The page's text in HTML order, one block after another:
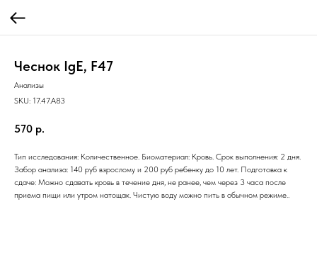
Чеснок IgE, F47
Анализы
SKU: 17.47.A83
570 р.
Тип исследования: Количественное. Биоматериал: Кровь. Срок выполнения: 2 дня.
Забор анализа: 140 руб взрослому и 200 руб ребенку до 10 лет. Подготовка к
сдаче: Можно сдавать кровь в течение дня, не ранее, чем через 3 часа после
приема пищи или утром натощак. Чистую воду можно пить в обычном режиме..